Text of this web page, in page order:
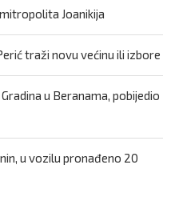
Joanikija
traži novu većinu ili izbore
u Beranama, pobijedio
u vozilu pronađeno 20